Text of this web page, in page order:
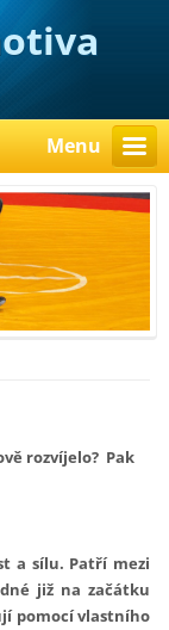
Menu
rozvíjelo? Pak
a sílu. Patří mezi
již na začátku
pomocí vlastního